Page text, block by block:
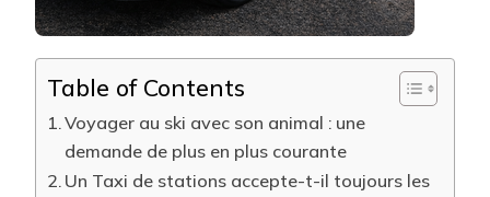
Table of Contents
Voyager au ski avec son animal : une
demande de plus en plus courante
Un Taxi de stations accepte-t-il toujours les